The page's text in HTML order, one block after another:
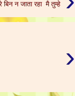
न जाता रहा मै तुम्हे
›